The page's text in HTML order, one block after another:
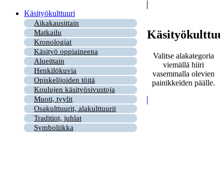
Käsityökulttuuri
Aikakausittain
Matkailu
Kronologiat
Käsityö oppiaineena
Alueittain
Henkilökuvia
Opiskelijoiden töitä
Koulujen käsityösivustoja
Muoti, tyylit
Osakulttuurit, alakulttuurit
Traditiot, juhlat
Symboliikka
Valitse alakategoria
viemällä hiiri
vasemmalla olevien
painikkeiden päälle.